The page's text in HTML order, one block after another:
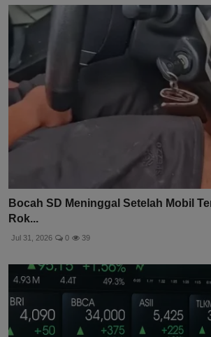
Bocah SD Meninggal Setelah Mobil
Rok...
Jul 31, 2026 0 39